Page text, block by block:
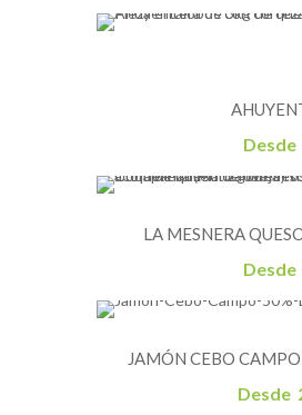
Desde
LA MESNERA
Desde
JAMÓN CEBO
Desde